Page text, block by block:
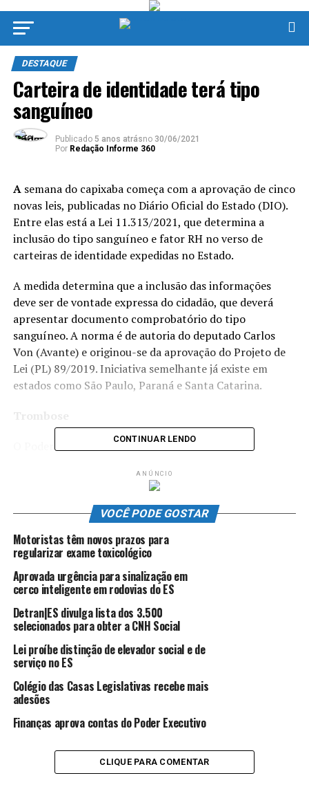
DESTAQUE
Carteira de identidade terá tipo
sanguíneo
Publicado 5 anos atrásno 30/06/2021
Por Redação Informe 360
Asemana do capixaba começa com a aprovação de cinco
novas leis, publicadas no Diário Oficial do Estado (DIO).
Entre elas está a Lei 11.313/2021, que determina a
inclusão do tipo sanguíneo e fator RH no verso de
carteiras de identidade expedidas no Estado.
A medida determina que a inclusão das informações
deve ser de vontade expressa do cidadão, que deverá
apresentar documento comprobatório do tipo
sanguíneo. A norma é de autoria do deputado Carlos
Von (Avante) e originou-se da aprovação do Projeto de
Lei (PL) 89/2019. Iniciativa semelhante já existe em
estados como São Paulo, Paraná e Santa Catarina.
O Poder Executivo também sancionou a Lei
Prevenção e Combate à Trombose, a ser comemorada,
anualmente, na segunda semana do mês de outubro. A
norma é oriunda do PL 521/2020, do deputado Doutor
consolida o calendário estadual comemorativo de
relevantes datas e de assuntos de interesse público.
ANÚNCIO
São objetivos da iniciativa aumentar a conscientização
diagnosticados; incrementar medidas para prevenção
baseadas em evidências; incentivar sistemas de cuidados
CONTINUAR LENDO
ANÚNCIO
VOCÊ PODE GOSTAR
Motoristas têm novos prazos para
regularizar exame toxicológico
Aprovada urgência para sinalização em
cerco inteligente em rodovias do ES
Detran|ES divulga lista dos 3.500
selecionados para obter a CNH Social
Lei proíbe distinção de elevador social e de
serviço no ES
Colégio das Casas Legislativas recebe mais
adesões
Finanças aprova contas do Poder Executivo
CLIQUE PARA COMENTAR